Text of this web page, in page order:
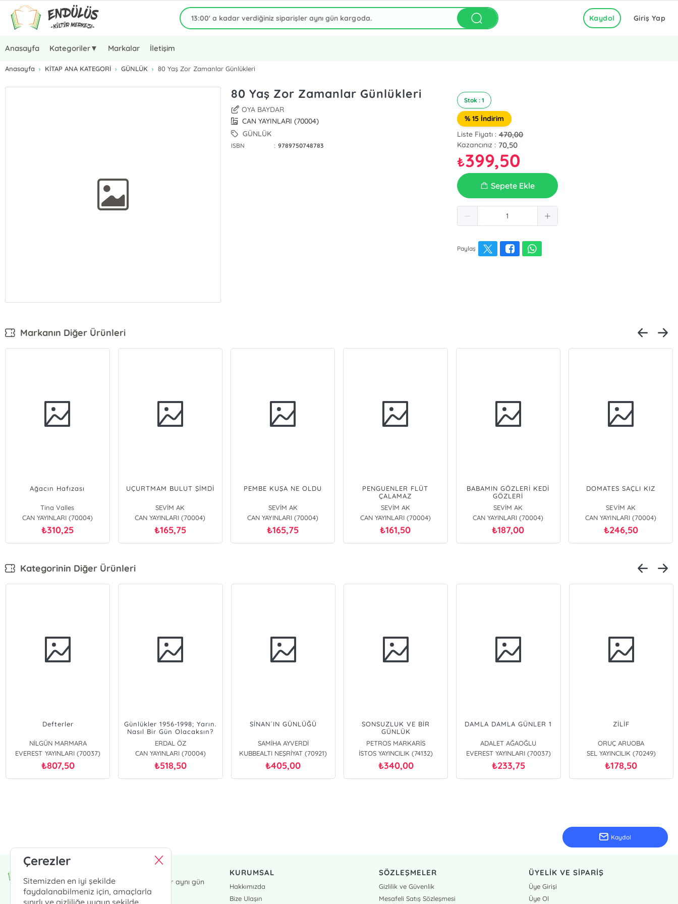
Giriş Yap
Kaydol
Anasayfa Kategoriler▼ Markalar İletişim
Anasayfa KİTAP ANA KATEGORİ GÜNLÜK 80 Yaş Zor Zamanlar Günlükleri
80 Yaş Zor Zamanlar Günlükleri
OYA BAYDAR
CAN YAYINLARI (70004)
GÜNLÜK
ISBN : 9789750748783
Stok : 1
% 15 İndirim
Liste Fiyatı : 470,00
Kazancınız : 70,50
₺399,50
Sepete Ekle
Paylaş
Markanın Diğer Ürünleri
Ağacın Hafızası
Tina Valles
CAN YAYINLARI (70004)
₺310,25
UÇURTMAM BULUT ŞİMDİ
SEVİM AK
CAN YAYINLARI (70004)
₺165,75
PEMBE KUŞA NE OLDU
SEVİM AK
CAN YAYINLARI (70004)
₺165,75
PENGUENLER FLÜT
ÇALAMAZ
SEVİM AK
CAN YAYINLARI (70004)
₺161,50
BABAMIN GÖZLERİ KEDİ
GÖZLERİ
SEVİM AK
CAN YAYINLARI (70004)
₺187,00
DOMATES SAÇLI KIZ
SEVİM AK
CAN YAYINLARI (70004)
₺246,50
Kategorinin Diğer Ürünleri
Defterler
NİLGÜN MARMARA
EVEREST YAYINLARI (70037)
₺807,50
Günlükler 1956-1998; Yarın.
Nasıl Bir Gün Olacaksın?
ERDAL ÖZ
CAN YAYINLARI (70004)
₺518,50
SİNAN´IN GÜNLÜĞÜ
SAMİHA AYVERDİ
KUBBEALTI NEŞRİYAT (70921)
₺405,00
SONSUZLUK VE BİR
GÜNLÜK
PETROS MARKARİS
İSTOS YAYINCILIK (74132)
₺340,00
DAMLA DAMLA GÜNLER 1
ADALET AĞAOĞLU
EVEREST YAYINLARI (70037)
₺233,75
ZİLİF
ORUÇ ARUOBA
SEL YAYINCILIK (70249)
₺178,50
Kaydol
13:00' a kadar verdiğiniz siparişler aynı gün
kargoda.
KURUMSAL
Hakkımızda
Bize Ulaşın
SÖZLEŞMELER
Gizlilik ve Güvenlik
Mesafeli Satış Sözleşmesi
ÜYELİK VE SİPARİŞ
Üye Girişi
Üye Ol
Çerezler
Sitemizden en iyi şekilde
faydalanabilmeniz için, amaçlarla
sınırlı ve gizliliğe uygun şekilde